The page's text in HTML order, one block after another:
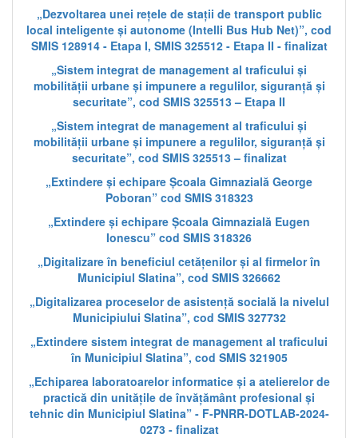
„Dezvoltarea unei rețele de stații de transport public
local inteligente și autonome (Intelli Bus Hub Net)”, cod
SMIS 128914 - Etapa I, SMIS 325512 - Etapa II - finalizat
„Sistem integrat de management al traficului și
mobilității urbane și impunere a regulilor, siguranță și
securitate”, cod SMIS 325513 – Etapa II
„Sistem integrat de management al traficului și
mobilității urbane și impunere a regulilor, siguranță și
securitate”, cod SMIS 325513 – finalizat
„Extindere și echipare Școala Gimnazială George
Poboran” cod SMIS 318323
„Extindere și echipare Școala Gimnazială Eugen
Ionescu” cod SMIS 318326
„Digitalizare în beneficiul cetățenilor și al firmelor în
Municipiul Slatina”, cod SMIS 326662
„Digitalizarea proceselor de asistență socială la nivelul
Municipiului Slatina”, cod SMIS 327732
„Extindere sistem integrat de management al traficului
în Municipiul Slatina”, cod SMIS 321905
„Echiparea laboratoarelor informatice și a atelierelor de
practică din unitățile de învățământ profesional și
tehnic din Municipiul Slatina” - F-PNRR-DOTLAB-2024-
0273 - finalizat